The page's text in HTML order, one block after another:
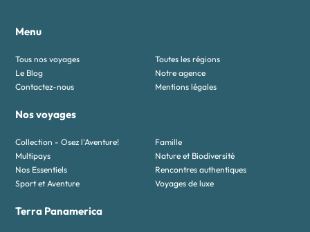
Menu
Tous nos voyages
Toutes les régions
Le Blog
Notre agence
Contactez-nous
Mentions légales
Nos voyages
Collection - Osez l'Aventure!
Famille
Multipays
Nature et Biodiversité
Nos Essentiels
Rencontres authentiques
Sport et Aventure
Voyages de luxe
Terra Panamerica